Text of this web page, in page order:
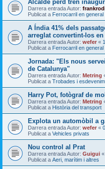
Alcalde perd tren
Darrera entrada Autor:
Publicat a Ferrocarril en general
A Índia 41% dels
arreglat convertint-los
Darrera entrada Autor: wefer «
Publicat a Ferrocarril en general
Jornada: "Els nous
de Catalunya"
Darrera entrada Autor: Metring
Publicat a Trobades i
Harry Pot, fotògraf de
Darrera entrada Autor: Metring
Publicat a Història del transport
Explota un automòbil a
Darrera entrada Autor: wefer «
Publicat a Vehicles privats
Nou control al Prat
Darrera entrada Autor: Guigui «
Publicat a Aeri, marítim i altres